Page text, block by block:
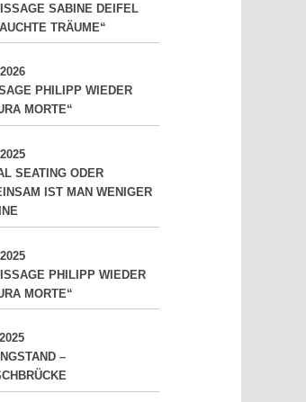
SABINE DEIFEL
TRÄUME“
PHILIPP WIEDER
MORTE“
SEATING ODER
IST MAN WENIGER
PHILIPP WIEDER
MORTE“
–